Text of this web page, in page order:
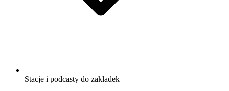
Stacje i podcasty do zakładek